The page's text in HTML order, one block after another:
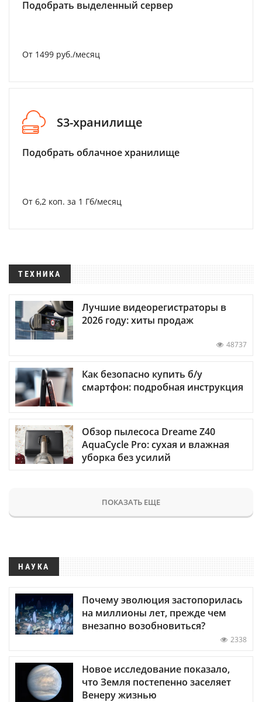
Подобрать выделенный сервер
От 1499 руб./месяц
S3-хранилище
Подобрать облачное хранилище
От 6,2 коп. за 1 Гб/месяц
ТЕХНИКА
Лучшие видеорегистраторы в
2026 году: хиты продаж
48737
Как безопасно купить б/у
смартфон: подробная инструкция
Обзор пылесоса Dreame Z40
AquaCycle Pro: сухая и влажная
уборка без усилий
ПОКАЗАТЬ ЕЩЕ
НАУКА
Почему эволюция застопорилась
на миллионы лет, прежде чем
внезапно возобновиться?
2338
Новое исследование показало,
что Земля постепенно заселяет
Венеру жизнью